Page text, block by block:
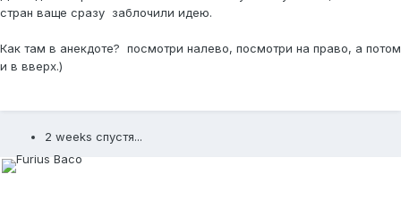
стран ваще сразу заблочили идею.
Как там в анекдоте? посмотри налево, посмотри на право, а потом
и в вверх.)
2 weeks спустя...